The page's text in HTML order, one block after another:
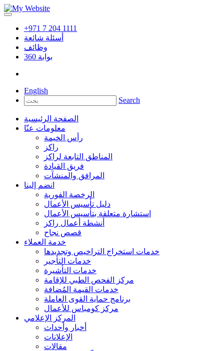
+971 7 204 1111
أسئلة شائعة
وظائف
360 بوابة
English
Search
الصفحة الرئيسية
معلومات عنّا
رأس الخيمة
راكز
المناطق التابعة لراكز
فريق القيادة
المرافق والمنشآت
انضم إلينا
الرخصة الفورية
دليل تأسيس الأعمال
استشارة متعلقة بتأسيس الأعمال
أنشطة أعمال راكز
قصص نجاح
خدمة العملاء
خدمات استخراج التراخيص وتجديدها
خدمات التأجير
خدمات التأشيرة
مركز الفحص الطبي للإقامة
خدمات القيمة المُضافة
برنامج حماية القوى العاملة
مركز كومباس للأعمال
المركز الإعلامي
أخبار وأحداث
الإعلانات
مقالات